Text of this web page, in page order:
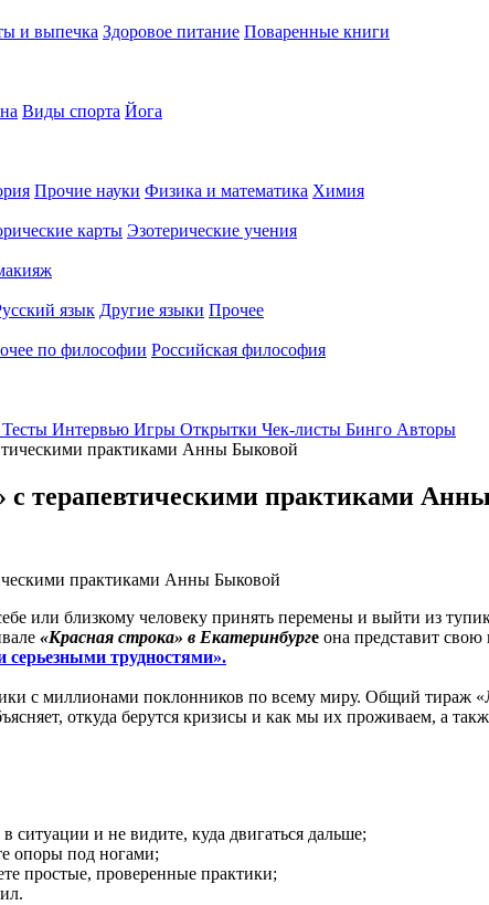
и выпечка Здоровое питание Поваренные книги
Виды спорта Йога
Прочие науки Физика и математика Химия
карты Эзотерические учения
язык Другие языки Прочее
по философии Российская философия
Тесты Интервью Игры Открытки Чек-листы Бинго Авторы
практиками Анны Быковой
с терапевтическими практиками
или близкому человеку принять перемены и выйти из
«Красная строка» в Екатеринбурге она представит
серьезными трудностями».
с миллионами поклонников по всему миру. Общий тираж
откуда берутся кризисы и как мы их проживаем, а
ситуации и не видите, куда двигаться дальше;
опоры под ногами;
простые, проверенные практики;